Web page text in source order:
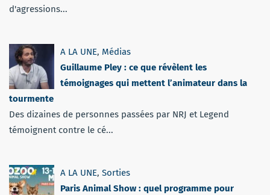
d'agressions...
A LA UNE, Médias
Guillaume Pley : ce que révèlent les
témoignages qui mettent l’animateur dans la
tourmente
Des dizaines de personnes passées par NRJ et Legend
témoignent contre le cé...
A LA UNE, Sorties
Paris Animal Show : quel programme pour